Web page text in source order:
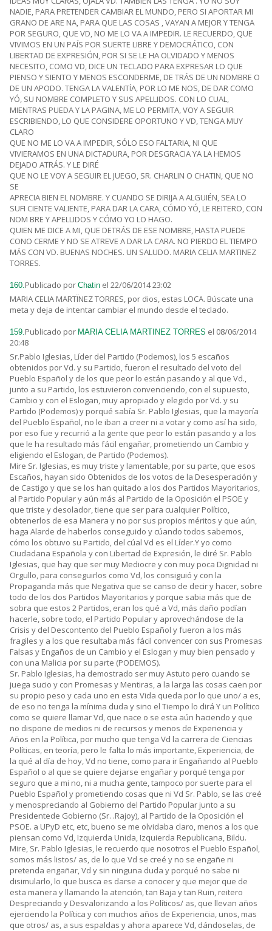
NADIE, PARA PRETENDER CAMBIAR EL MUNDO, PERO SI APORTAR MI
GRANO DE ARE NA, PARA QUE LAS COSAS , VAYAN A MEJOR Y TENGA
POR SEGURO, QUE VD, NO ME LO VA A IMPEDIR. LE RECUERDO, QUE
VIVIMOS EN UN PAÍS POR SUERTE LIBRE Y DEMOCRÁTICO, CON
LIBERTAD DE EXPRESIÓN, POR SI SE LE HA OLVIDADO Y MENOS
NECESITO, COMO VD, DICE UN TECLADO PARA EXPRESAR LO QUE
PIENSO Y SIENTO Y MENOS ESCONDERME, DE TRÁS DE UN NOMBRE O
DE UN APODO. TENGA LA VALENTÍA, POR LO ME NOS, DE DAR COMO
YÓ, SU NOMBRE COMPLETO Y SUS APELLIDOS. CON LO CUAL,
MIENTRAS PUEDA Y LA PAGINA, ME LO PERMITA, VOY A SEGUIR
ESCRIBIENDO, LO QUE CONSIDERE OPORTUNO Y VD, TENGA MUY
CLARO
QUE NO ME LO VA A IMPEDIR, SÓLO ESO FALTARIA, NI QUE
VIVIERAMOS EN UNA DICTADURA, POR DESGRACIA YA LA HEMOS
DEJADO ATRÁS. Y LE DIRÉ
QUE NO LE VOY A SEGUIR EL JUEGO, SR. CHARLIN O CHATIN, QUE NO
SE
APRECIA BIEN EL NOMBRE. Y CUANDO SE DIRIJA A ALGUIÉN, SEA LO
SUFI CIENTE VALIENTE, PARA DAR LA CARA, CÓMO YÓ, LE REITERO, CON
NOM BRE Y APELLIDOS Y CÓMO YO LO HAGO.
QUIEN ME DICE A MI, QUE DETRÁS DE ESE NOMBRE, HASTA PUEDE
CONO CERME Y NO SE ATREVE A DAR LA CARA. NO PIERDO EL TIEMPO
MÁS CON VD. BUENAS NOCHES. UN SALUDO. MARIA CELIA MARTINEZ
TORRES.
160.Publicado por Chatin el 22/06/2014 23:02
MARIA CELIA MARTÏNEZ TORRES, por dios, estas LOCA. Búscate una
meta y deja de intentar cambiar el mundo desde el teclado.
159.Publicado por MARIA CELIA MARTINEZ TORRES el 08/06/2014
20:48
Sr.Pablo Iglesias, Líder del Partido (Podemos), los 5 escaños
obtenidos por Vd. y su Partido, fueron el resultado del voto del
Pueblo Español y de los que peor lo están pasando y al que Vd.,
junto a su Partido, los estuvieron convenciendo, con el supuesto,
Cambio y con el Eslogan, muy apropiado y elegido por Vd. y su
Partido (Podemos) y porqué sabía Sr. Pablo Iglesias, que la mayoría
del Pueblo Español, no le iban a creer ni a votar y como así ha sido,
por eso fue y recurrió a la gente que peor lo están pasando y a los
que le ha resultado más fácil engañar, prometiendo un Cambio y
eligiendo el Eslogan, de Partido (Podemos).
Mire Sr. Iglesias, es muy triste y lamentable, por su parte, que esos
Escaños, hayan sido Obtenidos de los votos de la Desesperación y
de Castigo y que se los han quitado a los dos Partidos Mayoritarios,
al Partido Popular y aún más al Partido de la Oposición el PSOE y
que triste y desolador, tiene que ser para cualquier Político,
obtenerlos de esa Manera y no por sus propios méritos y que aún,
haga Alarde de haberlos conseguido y cúando todos sabemos,
cómo los obtuvo su Partido, del cúal Vd es el Líder.Y yo como
Ciudadana Española y con Libertad de Expresión, le diré Sr. Pablo
Iglesias, que hay que ser muy Mediocre y con muy poca Dignidad ni
Orgullo, para conseguirlos como Vd, los consiguió y con la
Propaganda más que Negativa que se canso de decir y hacer, sobre
todo de los dos Partidos Mayoritarios y porque sabia más que de
sobra que estos 2 Partidos, eran los qué a Vd, más daño podían
hacerle, sobre todo, el Partido Popular y aprovechándose de la
Crisis y del Descontento del Pueblo Español y fueron a los más
fragiles y a los que resultaba más fácil convencer con sus Promesas
Falsas y Engaños de un Cambio y el Eslogan y muy bien pensado y
con una Malicia por su parte (PODEMOS).
Sr. Pablo Iglesias, ha demostrado ser muy Astuto pero cuando se
juega sucio y con Promesas y Mentiras, a la larga las cosas caen por
su propio peso y cada uno en esta Vida queda por lo que uno/ a es,
de eso no tenga la mínima duda y sino el Tiempo lo dirá Y un Político
como se quiere llamar Vd, que nace o se esta aún haciendo y que
no dispone de medios ni de recursos y menos de Experiencia y
Años en la Política, por mucho que tenga Vd la carrera de Ciencias
Políticas, en teoría, pero le falta lo más importante, Experiencia, de
la qué al día de hoy, Vd no tiene, como para ir Engañando al Pueblo
Español o al que se quiere dejarse engañar y porqué tenga por
seguro que a mi no, ni a mucha gente, tampoco por suerte para el
Pueblo Español y prometiendo cosas que ni Vd Sr. Pablo, se las creé
y menospreciando al Gobierno del Partido Popular junto a su
Presidentede Gobierno (Sr. .Rajoy), al Partido de la Oposición el
PSOE. a UPyD etc, etc, bueno se me olvidaba claro, menos a los que
piensan como Vd, Izquierda Unida, Izquierda Republicana, Bildu.
Mire, Sr. Pablo Iglesias, le recuerdo que nosotros el Pueblo Español,
somos más listos/ as, de lo que Vd se creé y no se engañe ni
pretenda engañar, Vd y sin ninguna duda y porqué no sabe ni
disimularlo, lo que busca es darse a conocer y que mejor que de
esta manera y llamando la atención, tan Baja y tan Ruin, reitero
Despreciando y Desvalorizando a los Políticos/ as, que llevan años
ejerciendo la Política y con muchos años de Experiencia, unos, mas
que otros/ as, a sus espaldas y ahora aparece Vd, dándoselas, de